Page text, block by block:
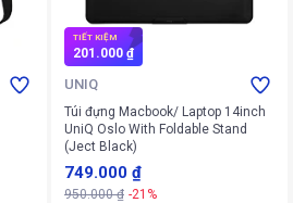
TIẾT KIỆM
201.000 ₫
UNIQ
Túi đựng Macbook/ Laptop 14inch
UniQ Oslo With Foldable Stand
(Ject Black)
749.000 ₫
950.000 ₫ -21%